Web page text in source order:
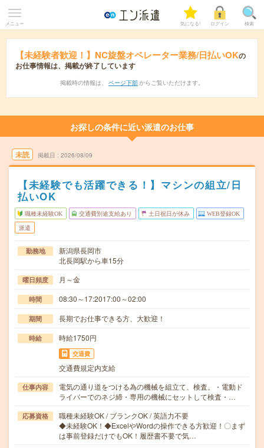
メニュー 気になる! ログイン 検索
【未経験者歓迎！】NC旋盤オペレーター業務/日払いOKの
お仕事情報は、掲載が終了しています
掲載時の情報は、 ページ下部 からご覧いただけます。
お探しの条件に近い派遣のお仕事
未読 掲載日 2026/08/09
【未経験でも活躍できる！】マシンの組立/日
払いOK
職種未経験OK 交通費別途支給あり 土日祝日が休み WEB登録OK
派遣
勤務地
新潟県長岡市
北長岡駅から車15分
曜日頻度 月～金
時間 08:30～17:2017:00～02:00
期間 長期でお仕事できる方、大歓迎！
時給 時給1750円
交通費
交通費規定内支給
仕事内容
電気の通り道をつける為の機械を組立て、検査。・電動ド
ライバーでのネジ締・専用の機械にセットして検査・…
応募資格
職種未経験OK / ブランクOK / 英語力不要
◆未経験OK！◆ExcelやWordの操作できる方歓迎！〇まず
は事前登録だけでもOK！履歴書不要で気…